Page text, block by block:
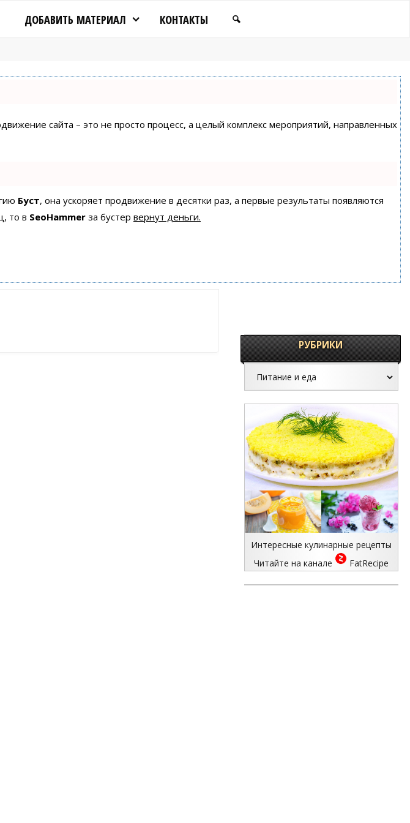
ДОБАВИТЬ МАТЕРИАЛ КОНТАКТЫ
сайта – это не просто процесс, а целый комплекс мероприятий, направленных
Буст, она ускоряет продвижение в десятки раз, а первые результаты появляются
то в SeoHammer за бустер вернут деньги.
РУБРИКИ
Интересные кулинарные рецепты
Читайте на канале
FatRecipe